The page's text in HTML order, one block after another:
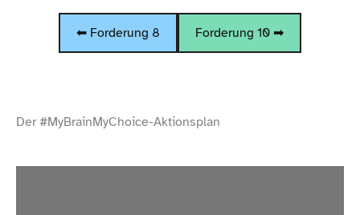
⬅ Forderung 8 Forderung 10 ➡
Der #MyBrainMyChoice-​Aktionsplan